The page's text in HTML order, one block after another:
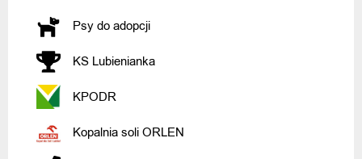
Psy do adopcji
KS Lubienianka
KPODR
Kopalnia soli ORLEN